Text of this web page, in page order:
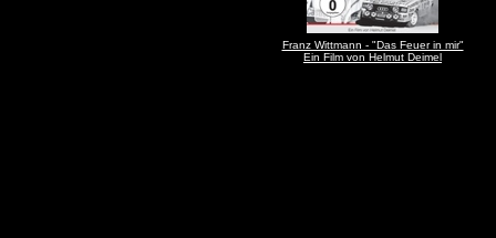
Franz Wittmann - "Das Feuer in mir"
Ein Film von Helmut Deimel